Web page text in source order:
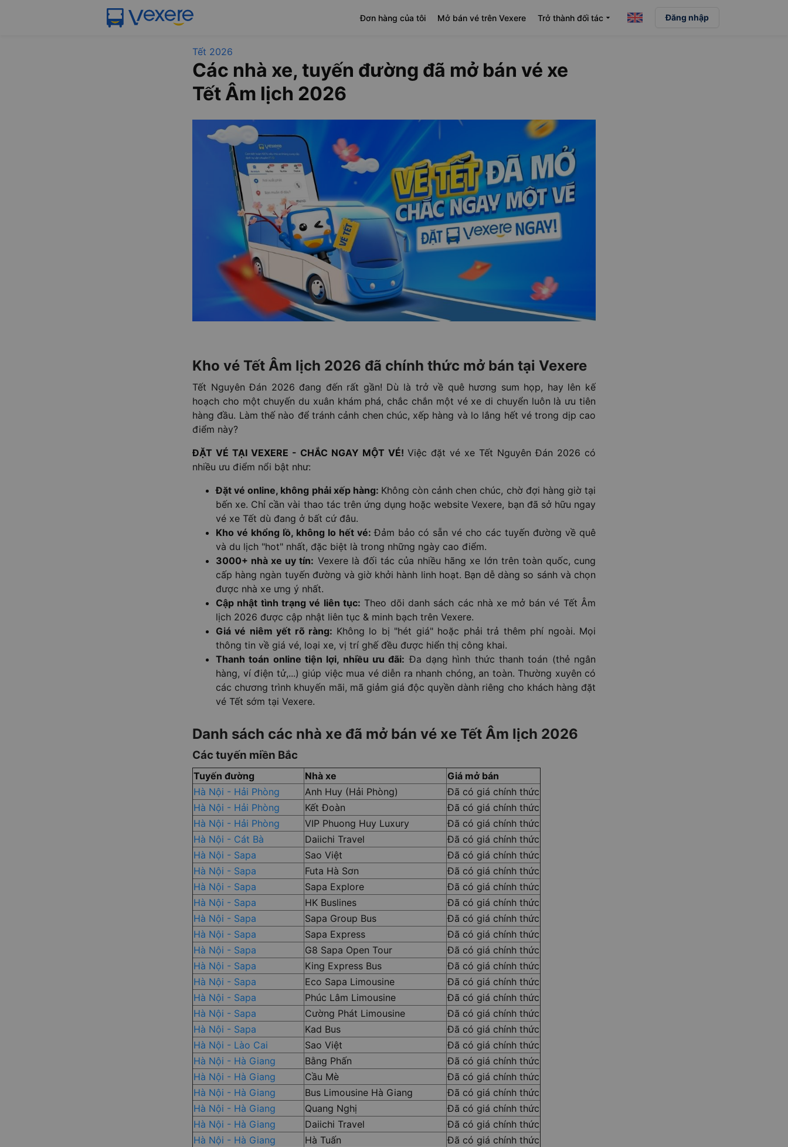
Đơn hàng của tôi Mở bán vé trên Vexere Trở thành đối tác arrow_drop_down Đăng nhập
Tết 2026
Các nhà xe, tuyến đường đã mở bán vé xe
Tết Âm lịch 2026
Kho vé Tết Âm lịch 2026 đã chính thức mở bán tại Vexere
Tết Nguyên Đán 2026 đang đến rất gần! Dù là trở về quê hương sum họp, hay lên kế
hoạch cho một chuyến du xuân khám phá, chắc chắn một vé xe di chuyển luôn là ưu tiên
hàng đầu. Làm thế nào để tránh cảnh chen chúc, xếp hàng và lo lắng hết vé trong dịp cao
điểm này?
ĐẶT VÉ TẠI VEXERE - CHẮC NGAY MỘT VÉ! Việc đặt vé xe Tết Nguyên Đán 2026 có
nhiều ưu điểm nổi bật như:
Đặt vé online, không phải xếp hàng: Không còn cảnh chen chúc, chờ đợi hàng giờ tại
bến xe. Chỉ cần vài thao tác trên ứng dụng hoặc website Vexere, bạn đã sở hữu ngay
vé xe Tết dù đang ở bất cứ đâu.
Kho vé khổng lồ, không lo hết vé:Đảm bảo có sẵn vé cho các tuyến đường về quê
và du lịch "hot" nhất, đặc biệt là trong những ngày cao điểm.
3000+ nhà xe uy tín: Vexere là đối tác của nhiều hãng xe lớn trên toàn quốc, cung
cấp hàng ngàn tuyến đường và giờ khởi hành linh hoạt. Bạn dễ dàng so sánh và chọn
được nhà xe ưng ý nhất.
Cập nhật tình trạng vé liên tục: Theo dõi danh sách các nhà xe mở bán vé Tết Âm
lịch 2026 được cập nhật liên tục & minh bạch trên Vexere.
Giá vé niêm yết rõ ràng: Không lo bị "hét giá" hoặc phải trả thêm phí ngoài. Mọi
thông tin về giá vé, loại xe, vị trí ghế đều được hiển thị công khai.
Thanh toán online tiện lợi, nhiều ưu đãi: Đa dạng hình thức thanh toán (thẻ ngân
hàng, ví điện tử,...) giúp việc mua vé diễn ra nhanh chóng, an toàn. Thường xuyên có
các chương trình khuyến mãi, mã giảm giá độc quyền dành riêng cho khách hàng đặt
vé Tết sớm tại Vexere.
Danh sách các nhà xe đã mở bán vé xe Tết Âm lịch 2026
Các tuyến miền Bắc
Tuyến đường Nhà xe
Giá mở bán
Hà Nội - Hải Phòng
Anh Huy (Hải Phòng)
Đã có giá chính thức
Hà Nội - Hải Phòng
Kết Đoàn
Đã có giá chính thức
Hà Nội - Hải Phòng
VIP Phuong Huy Luxury
Đã có giá chính thức
Hà Nội - Cát Bà
Daiichi Travel
Đã có giá chính thức
Hà Nội - Sapa
Sao Việt
Đã có giá chính thức
Hà Nội - Sapa
Futa Hà Sơn
Đã có giá chính thức
Hà Nội - Sapa
Sapa Explore
Đã có giá chính thức
Hà Nội - Sapa
HK Buslines
Đã có giá chính thức
Hà Nội - Sapa
Sapa Group Bus
Đã có giá chính thức
Hà Nội - Sapa
Sapa Express
Đã có giá chính thức
Hà Nội - Sapa
G8 Sapa Open Tour
Đã có giá chính thức
Hà Nội - Sapa
King Express Bus
Đã có giá chính thức
Hà Nội - Sapa
Eco Sapa Limousine
Đã có giá chính thức
Hà Nội - Sapa
Phúc Lâm Limousine
Đã có giá chính thức
Hà Nội - Sapa
Cường Phát Limousine
Đã có giá chính thức
Hà Nội - Sapa
Kad Bus
Đã có giá chính thức
Hà Nội - Lào Cai
Sao Việt
Đã có giá chính thức
Hà Nội - Hà Giang
Bằng Phấn
Đã có giá chính thức
Hà Nội - Hà Giang
Cầu Mè
Đã có giá chính thức
Hà Nội - Hà Giang
Bus Limousine Hà Giang
Đã có giá chính thức
Hà Nội - Hà Giang
Quang Nghị
Đã có giá chính thức
Hà Nội - Hà Giang
Daiichi Travel
Đã có giá chính thức
Hà Nội - Hà Giang
Hà Tuấn
Đã có giá chính thức